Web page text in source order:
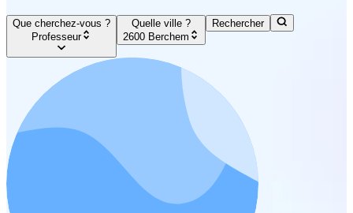
Que cherchez-vous ?
Professeur
Quelle ville ?
2600 Berchem
Rechercher